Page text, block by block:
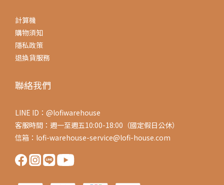
計算機
購物須知
隱私政策
退換貨服務
聯絡我們
LINE ID：@lofiwarehouse
客服時間：週一至週五10:00-18:00（國定假日公休）
信箱：lofi-warehouse-service@lofi-house.com